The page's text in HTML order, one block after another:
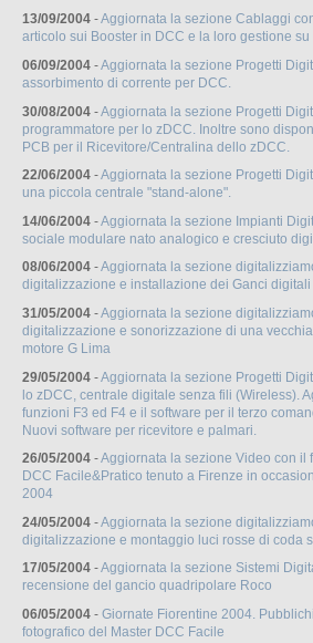
13/09/2004 -Aggiornata la sezione Cablaggi
articolo sui Booster in DCC e la loro gestione
06/09/2004 -Aggiornata la sezione Progetti
assorbimento di corrente per DCC.
30/08/2004 -Aggiornata la sezione Progetti
programmatore per lo zDCC. Inoltre sono
PCB per il Ricevitore/Centralina dello zDCC.
22/06/2004 -Aggiornata la sezione Progetti
una piccola centrale "stand-alone".
14/06/2004 -Aggiornata la sezione Impianti
sociale modulare nato analogico e cresciuto
08/06/2004 -Aggiornata la sezione
digitalizzazione e installazione dei Ganci
31/05/2004 -Aggiornata la sezione
digitalizzazione e sonorizzazione di una
motore G Lima
29/05/2004 -Aggiornata la sezione Progetti
lo zDCC, centrale digitale senza fili (Wireless).
funzioni F3 ed F4 e il software per il terzo
Nuovi software per ricevitore e palmari.
26/05/2004 -Aggiornata la sezione Video con il
DCC Facile&Pratico tenuto a Firenze in
2004
24/05/2004 -Aggiornata la sezione
digitalizzazione e montaggio luci rosse di coda
17/05/2004 -Aggiornata la sezione Sistemi
recensione del gancio quadripolare Roco
06/05/2004 - Giornate Fiorentine 2004.
fotografico del Master DCC Facile